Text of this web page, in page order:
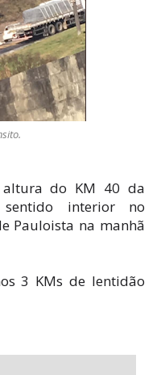
do KM 40 da
sentido interior no
Pauloista na manhã
3 KMs de lentidão